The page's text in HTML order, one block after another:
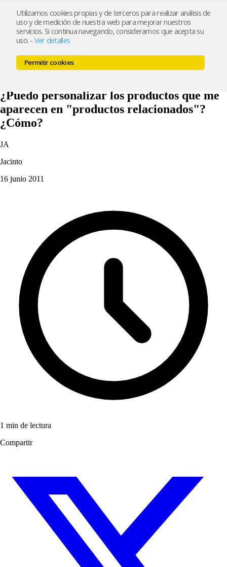
Utilizamos cookies propias y de terceros para realizar análisis de
uso y de medición de nuestra web para mejorar nuestros
servicios. Si continua navegando, consideramos que acepta su
uso. - Ver detalles
Permitir cookies
Inicio Características Ejemplos Precios Blog Contacto
Crear mi tienda
Inicio Características Ejemplos Precios Blog Contacto
Crear mi tienda
¿Puedo personalizar los productos que me
aparecen en "productos relacionados"?
¿Cómo?
JA
Jacinto
16 junio 2011
1 min de lectura
Compartir